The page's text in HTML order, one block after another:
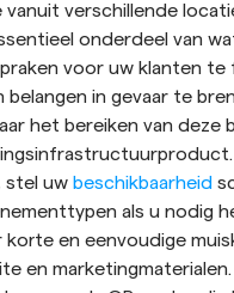
verschillende
onderdeel van
voor uw klanten te
in gevaar te
het bereiken van deze
stel uw beschikbaarheid
als u nodig
en eenvoudige
en